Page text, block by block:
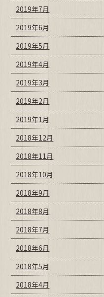
2019年7月
2019年6月
2019年5月
2019年4月
2019年3月
2019年2月
2019年1月
2018年12月
2018年11月
2018年10月
2018年9月
2018年8月
2018年7月
2018年6月
2018年5月
2018年4月